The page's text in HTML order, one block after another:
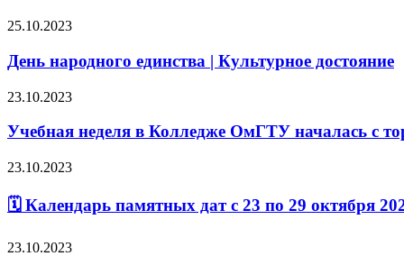
25.10.2023
День народного единства | Культурное достояние
23.10.2023
Учебная неделя в Колледже ОмГТУ началась с
23.10.2023
🗓 Календарь памятных дат с 23 по 29 октября
23.10.2023